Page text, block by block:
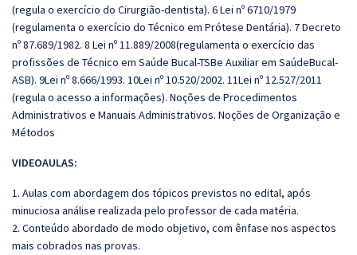
(regula o exercício do Cirurgião‐dentista). 6 Lei nº 6710/1979
(regulamenta o exercício do Técnico em Prótese Dentária). 7 Decreto
nº 87.689/1982. 8 Lei nº 11.889/2008(regulamenta o exercício das
profissões de Técnico em Saúde Bucal-TSBe Auxiliar em SaúdeBucal-
ASB). 9Lei nº 8.666/1993. 10Lei nº 10.520/2002. 11Lei nº 12.527/2011
(regula o acesso a informações). Noções de Procedimentos
Administrativos e Manuais Administrativos. Noções de Organização e
Métodos
VIDEOAULAS:
1. Aulas com abordagem dos tópicos previstos no edital, após
minuciosa análise realizada pelo professor de cada matéria.
2. Conteúdo abordado de modo objetivo, com ênfase nos aspectos
mais cobrados nas provas.